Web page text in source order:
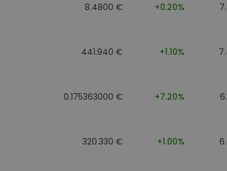
8.4800 € +0.20%
441.940 € +1.10%
0.175363000 € +7.20%
320.330 € +1.00%